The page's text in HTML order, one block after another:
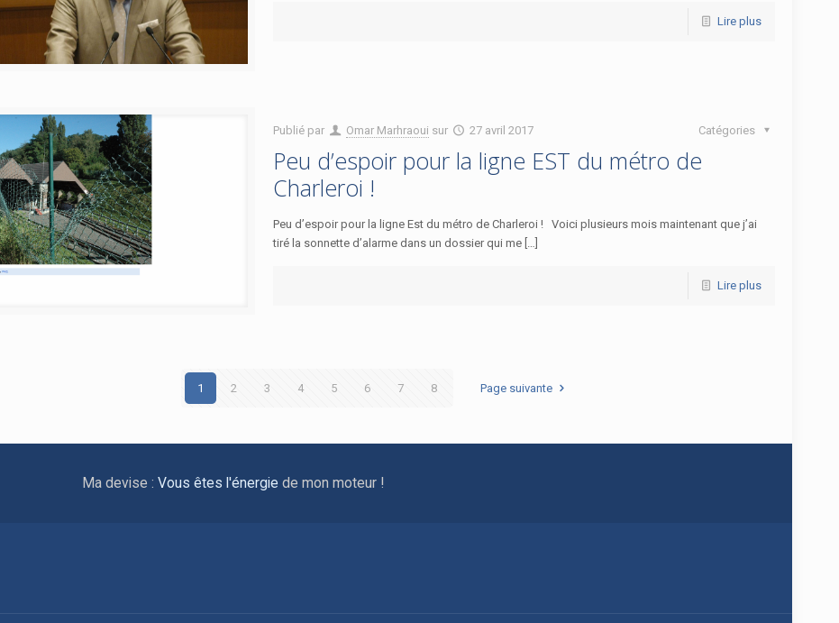
Lire plus
Publié par Omar Marhraoui sur 27 avril 2017 Catégories
Peu d’espoir pour la ligne EST du métro de
Charleroi !
Peu d’espoir pour la ligne Est du métro de Charleroi ! Voici plusieurs mois maintenant que j’ai
tiré la sonnette d’alarme dans un dossier qui me […]
Lire plus
1 2 3 4 5 6 7 8 Page suivante
Ma devise :Vous êtes l'énergiede mon moteur !